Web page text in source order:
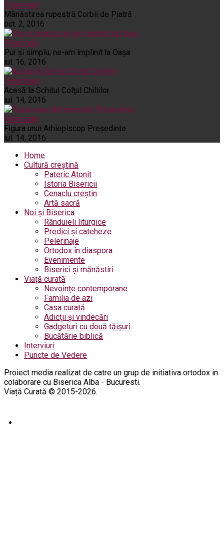
Pelerinaje
Mănăstirea rupestră Corbii de Piatră
oct. 2, 2016
Pelerinaje
Pur şi simplu, ne-am împlinit la Oaşa
iul. 16, 2016
Pelerinaje
Acasă la Schitul Colţul Chiliilor
iul. 14, 2016
Pelerinaje
Figura unui Arhiepiscop Preşedinte
iul. 14, 2016
Home
Cultură creștină
Pateric Atonit
Istoria Bisericii
Cenaclu creștin
Artă sacră
Noi și Biserica
Rânduieli liturgice
Predici și cateheze
Pelerinaje
Ortodox în diaspora
Evenimente
Biserici și mănăstiri
Viață curată
Nevoințe contemporane
Familia de azi
Casa curată
Adicții și vindecări
Gadgeturi cu două tăișuri
Bucătărie biblică
Interviuri
Puncte de Vedere
Proiect media realizat de catre un grup de initiativa ortodox in
colaborare cu Biserica Alba - Bucuresti.
Viață Curată © 2015-2026.